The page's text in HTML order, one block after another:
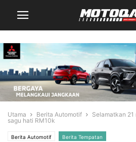
Utama Berita Automotif
Selamatkan
sagu hati RM10k
Berita Automotif Berita Tempatan